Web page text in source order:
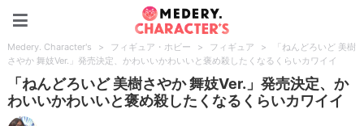
Medery. Character's > フィギュア・ホビー > フィギュア >
「ねんどろいど 美樹
さやか 舞妓Ver.」発売決定、かわいいかわいいと褒め殺したくなるくらいカワイイ
「ねんどろいど 美樹さやか 舞妓Ver.」発売決定、か
わいいかわいいと褒め殺したくなるくらいカワイイ